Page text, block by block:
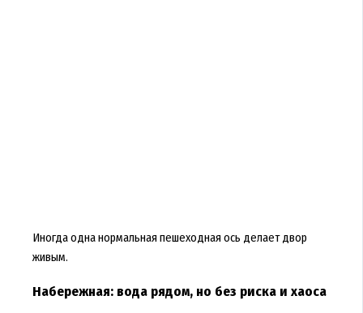
Иногда одна нормальная пешеходная ось делает двор
живым.
Набережная: вода рядом, но без риска и хаоса